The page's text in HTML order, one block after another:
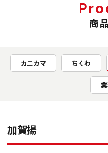
商
カニカマ ちくわ
加賀揚